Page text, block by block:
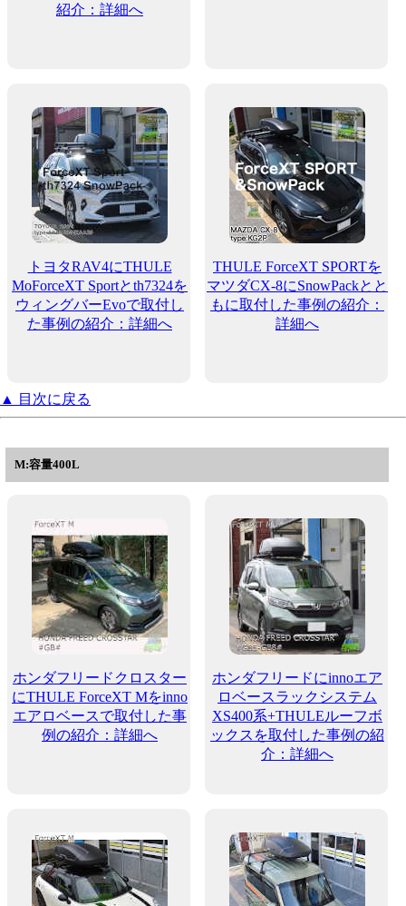
紹介：詳細へ
トヨタRAV4にTHULE
MoForceXT Sportとth7324を
ウィングバーEvoで取付し
た事例の紹介：詳細へ
THULE ForceXT SPORTを
マツダCX-8にSnowPackとと
もに取付した事例の紹介：
詳細へ
▲ 目次に戻る
M:容量400L
ホンダフリードクロスター
にTHULE ForceXT Mをinno
エアロベースで取付した事
例の紹介：詳細へ
ホンダフリードにinnoエア
ロベースラックシステム
XS400系+THULEルーフボ
ックスを取付した事例の紹
介：詳細へ